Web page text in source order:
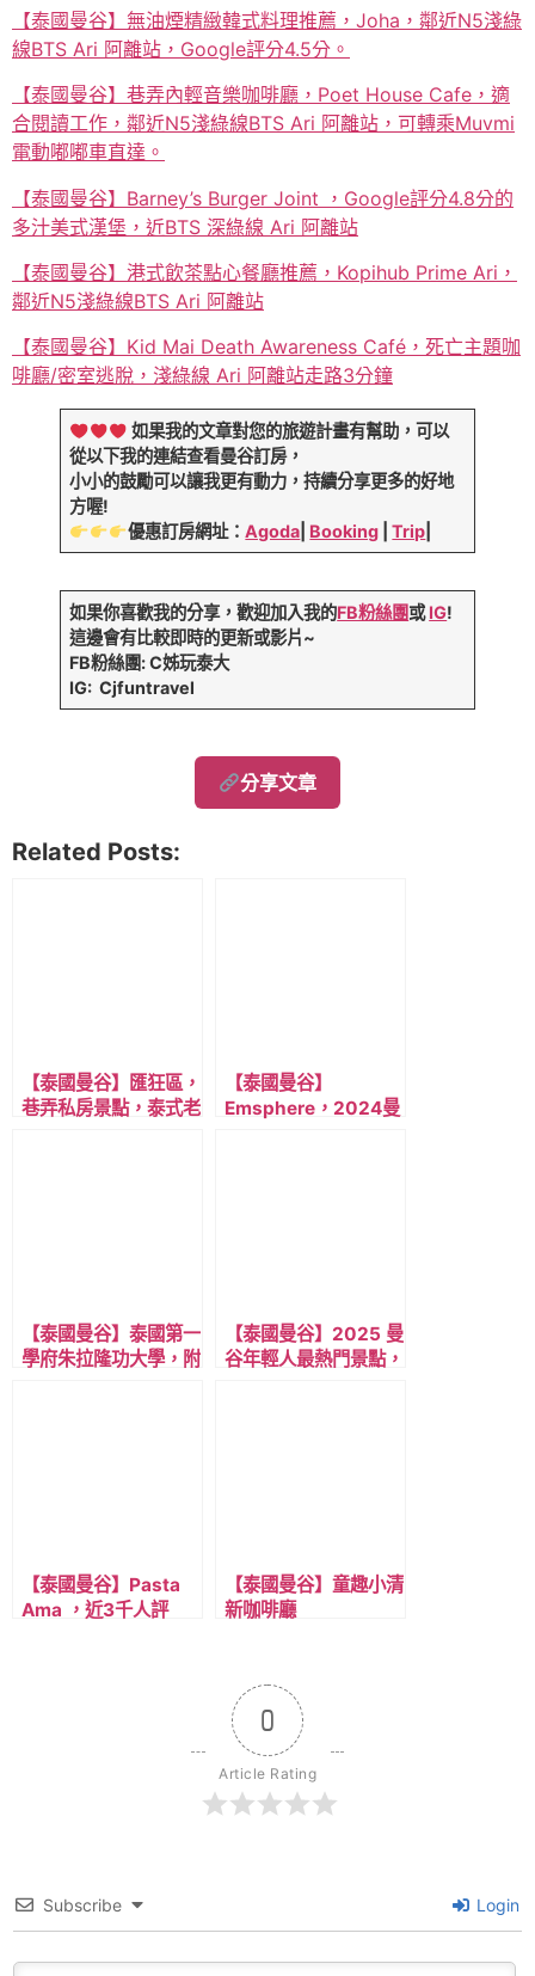
【泰國曼谷】無油煙精緻韓式料理推薦，Joha，鄰近N5淺綠
線BTS Ari 阿離站，Google評分4.5分。
【泰國曼谷】巷弄內輕音樂咖啡廳，Poet House Cafe，適
合閱讀工作，鄰近N5淺綠線BTS Ari 阿離站，可轉乘Muvmi
電動嘟嘟車直達。
【泰國曼谷】Barney’s Burger Joint ，Google評分4.8分的
多汁美式漢堡，近BTS 深綠線 Ari 阿離站
【泰國曼谷】港式飲茶點心餐廳推薦，Kopihub Prime Ari，
鄰近N5淺綠線BTS Ari 阿離站
【泰國曼谷】Kid Mai Death Awareness Café，死亡主題咖
啡廳/密室逃脫，淺綠線 Ari 阿離站走路3分鐘
如果我的文章對您的旅遊計畫有幫助，可以
從以下我的連結查看曼谷訂房，
小小的鼓勵可以讓我更有動力，持續分享更多的好地
方喔!
優惠訂房網址：Agoda Booking |Trip
如果你喜歡我的分享，歡迎加入我的FB粉絲團或IG!
這邊會有比較即時的更新或影片~
FB粉絲團: C姊玩泰大
IG: Cjfuntravel
分享文章
Related Posts:
【泰國曼谷】匯狂區，
巷弄私房景點，泰式老
【泰國曼谷】
Emsphere，2024曼
【泰國曼谷】泰國第一
學府朱拉隆功大學，附
【泰國曼谷】2025 曼
谷年輕人最熱門景點，
【泰國曼谷】Pasta
Ama ，近3千人評
【泰國曼谷】童趣小清
新咖啡廳
站，不限時有插座，可
工作咖啡廳。
0
Article Rating
Subscribe Login